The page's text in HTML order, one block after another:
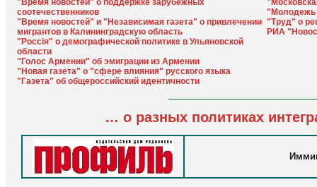
"Время новостей" о поддержке зарубежных
соотечественников
"Время новостей" и "Независимая газета" о привлечении
мигрантов в Калининградскую область
"Россiя" о демографической политике в Ульяновской
области
"Голос Армении" об эмиграции из Армении
"Новая газета" о "сфере влияния" русского языка
"Газета" об общероссийский идентичности
"Молодежь
"Труд" о
РИА
… о разных политиках